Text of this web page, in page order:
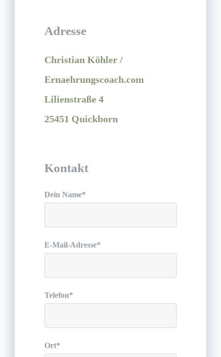
Adresse
Christian Köhler /
Ernaehrungscoach.com
Lilienstraße 4
25451 Quickborn
Kontakt
Dein Name*
E-Mail-Adresse*
Telefon*
Ort*